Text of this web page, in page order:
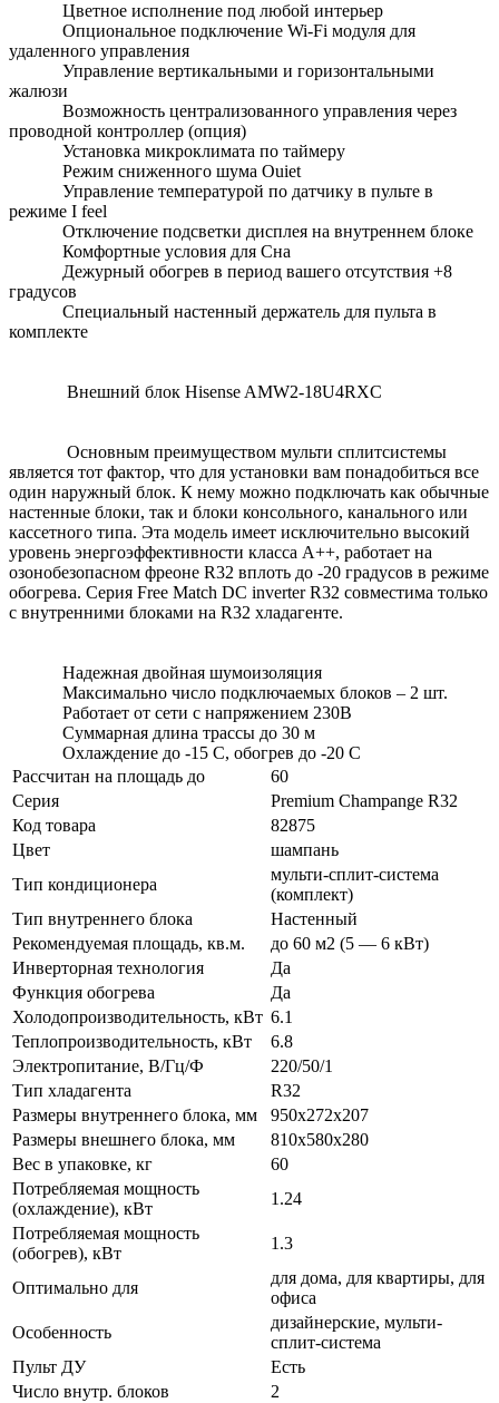
Цветное исполнение под любой интерьер
Опциональное подключение Wi-Fi модуля для
удаленного управления
Управление вертикальными и горизонтальными
жалюзи
Возможность централизованного управления через
проводной контроллер (опция)
Установка микроклимата по таймеру
Режим сниженного шума Ouiet
Управление температурой по датчику в пульте в
режиме I feel
Отключение подсветки дисплея на внутреннем блоке
Комфортные условия для Сна
Дежурный обогрев в период вашего отсутствия +8
градусов
Специальный настенный держатель для пульта в
комплекте
Внешний блок Hisense AMW2-18U4RXC
Основным преимуществом мульти сплитсистемы
является тот фактор, что для установки вам понадобиться все
один наружный блок. К нему можно подключать как обычные
настенные блоки, так и блоки консольного, канального или
кассетного типа. Эта модель имеет исключительно высокий
уровень энергоэффективности класса А++, работает на
озонобезопасном фреоне R32 вплоть до -20 градусов в режиме
обогрева. Серия Free Match DC inverter R32 совместима только
с внутренними блоками на R32 хладагенте.
Надежная двойная шумоизоляция
Максимально число подключаемых блоков – 2 шт.
Работает от сети с напряжением 230В
Суммарная длина трассы до 30 м
Охлаждение до -15 C, обогрев до -20 C
Рассчитан на площадь до
60
Серия
Premium Champange R32
Код товара
82875
Цвет
шампань
Тип кондиционера
мульти-сплит-система
(комплект)
Тип внутреннего блока
Настенный
Рекомендуемая площадь, кв.м.
до 60 м2 (5 — 6 кВт)
Инверторная технология
Да
Функция обогрева
Да
Холодопроизводительность, кВт 6.1
Теплопроизводительность, кВт
6.8
Электропитание, В/Гц/Ф
220/50/1
Тип хладагента
R32
Размеры внутреннего блока, мм
950x272x207
Размеры внешнего блока, мм
810x580x280
Вес в упаковке, кг
60
Потребляемая мощность
(охлаждение), кВт
1.24
Потребляемая мощность
(обогрев), кВт
1.3
Оптимально для
для дома, для квартиры, для
офиса
Особенность
дизайнерские, мульти-
сплит-система
Пульт ДУ
Есть
Число внутр. блоков
2